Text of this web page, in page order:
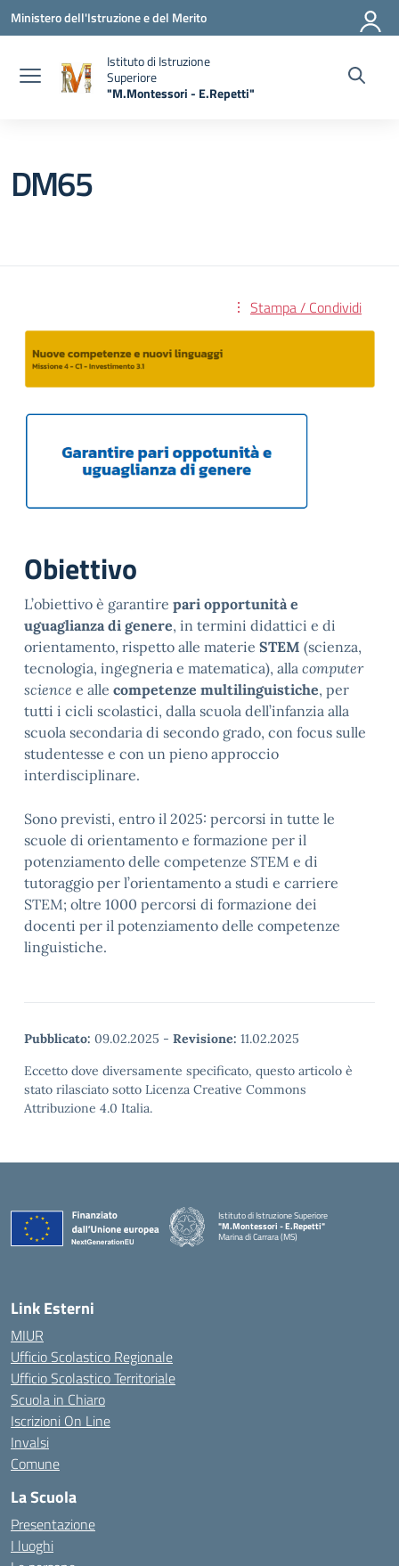
Vai ai contenuti
Vai al menu di navigazione
Vai al footer
Ministero dell'Istruzione e del Merito
Istituto di Istruzione
Superiore
"M.Montessori - E.Repetti"
DM65
Stampa / Condividi
Obiettivo
L’obiettivo è garantire pari opportunità e
uguaglianza di genere, in termini didattici e di
orientamento, rispetto alle materie STEM (scienza,
tecnologia, ingegneria e matematica), alla computer
science e alle competenze multilinguistiche, per
tutti i cicli scolastici, dalla scuola dell’infanzia alla
scuola secondaria di secondo grado, con focus sulle
studentesse e con un pieno approccio
interdisciplinare.
Sono previsti, entro il 2025: percorsi in tutte le
scuole di orientamento e formazione per il
potenziamento delle competenze STEM e di
tutoraggio per l’orientamento a studi e carriere
STEM; oltre 1000 percorsi di formazione dei
docenti per il potenziamento delle competenze
linguistiche.
Pubblicato: 09.02.2025 - Revisione: 11.02.2025
Eccetto dove diversamente specificato, questo articolo è
stato rilasciato sotto Licenza Creative Commons
Attribuzione 4.0 Italia.
Istituto di Istruzione Superiore
"M.Montessori - E.Repetti"
Marina di Carrara (MS)
Link Esterni
MIUR
Ufficio Scolastico Regionale
Ufficio Scolastico Territoriale
Scuola in Chiaro
Iscrizioni On Line
Invalsi
Comune
La Scuola
Presentazione
I luoghi